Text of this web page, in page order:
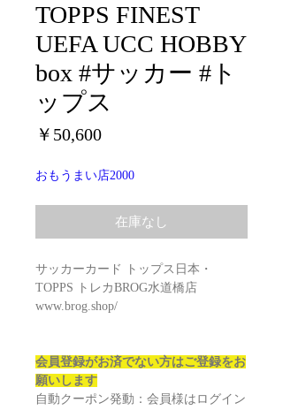
TOPPS FINEST
UEFA UCC HOBBY
box #サッカー #ト
ップス
￥50,600価
おもうまい店2000
在庫なし
サッカーカード トップス日本・
TOPPS トレカBROG水道橋店
www.brog.shop/
会員登録がお済でない方はご登録をお
願いします
自動クーポン発動：会員様はログイン